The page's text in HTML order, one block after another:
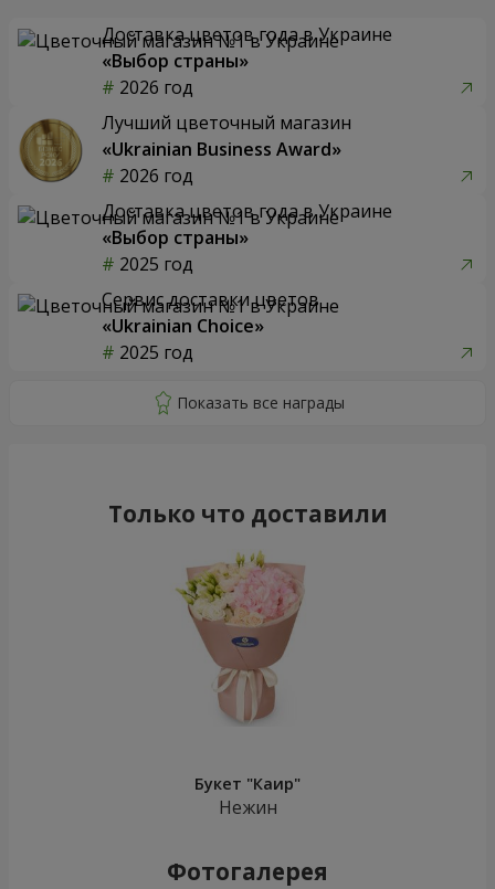
Доставка цветов года в Украине
«Выбор страны»
2026 год
Лучший цветочный магазин
«Ukrainian Business Award»
2026 год
Доставка цветов года в Украине
«Выбор страны»
2025 год
Сервис доставки цветов
«Ukrainian Choice»
2025 год
Только что доставили
Букет "Каир"
Нежин
Фотогалерея